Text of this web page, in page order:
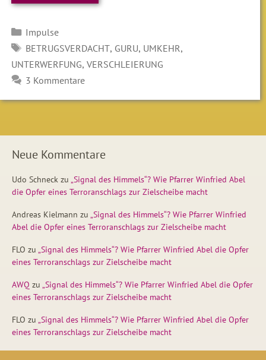
Kategorien
Impulse
SCHLAGWÖRTER
BETRUGSVERDACHT, GURU, UMKEHR,
UNTERWERFUNG,VERSCHLEIERUNG
3 Kommentare
Neue Kommentare
Udo Schneck zu „Signal des Himmels“? Wie Pfarrer Winfried Abel
die Opfer eines Terroranschlags zur Zielscheibe macht
Andreas Kielmann zu „Signal des Himmels“? Wie Pfarrer Winfried
Abel die Opfer eines Terroranschlags zur Zielscheibe macht
FLO zu „Signal des Himmels“? Wie Pfarrer Winfried Abel die Opfer
eines Terroranschlags zur Zielscheibe macht
AWQ zu „Signal des Himmels“? Wie Pfarrer Winfried Abel die Opfer
eines Terroranschlags zur Zielscheibe macht
FLO zu „Signal des Himmels“? Wie Pfarrer Winfried Abel die Opfer
eines Terroranschlags zur Zielscheibe macht